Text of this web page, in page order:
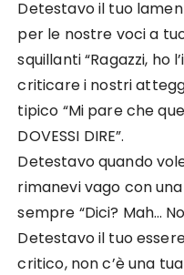
Detestavo il tuo
per le nostre voci a
squillanti “Ragazzi, ho
criticare i nostri
tipico “Mi pare che
DOVESSI DIRE”.
Detestavo quando
rimanevi vago con
sempre “Dici? Mah…
Detestavo il tuo
critico, non c’è una